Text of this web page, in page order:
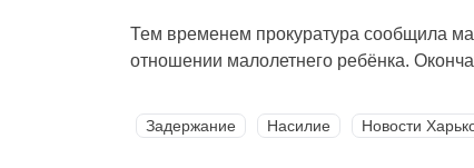
Тем временем прокуратура сообщила
отношении малолетнего ребёнка.
Задержание Насилие Новости